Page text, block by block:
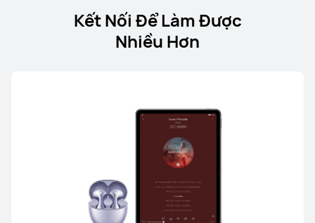
Kết Nối Để Làm Được
Nhiều Hơn